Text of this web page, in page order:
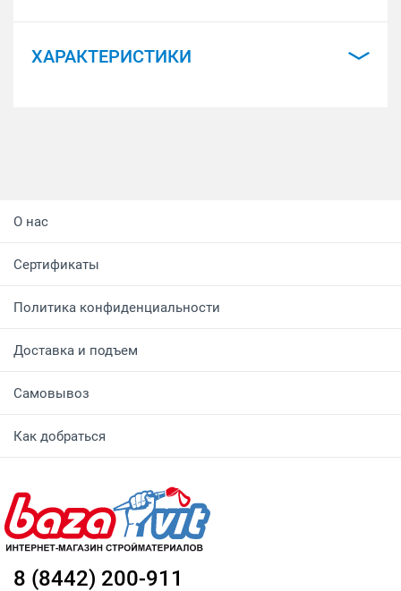
ХАРАКТЕРИСТИКИ
О нас
Сертификаты
Политика конфиденциальности
Доставка и подъем
Самовывоз
Как добраться
8 (8442) 200-911